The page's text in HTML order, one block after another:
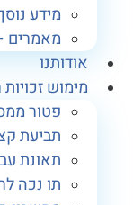
מידע נוסף על
מאמרים –
זכויות
פטור ממס
תביעת קצבת
תאונת עבודה
תו נכה לרכב